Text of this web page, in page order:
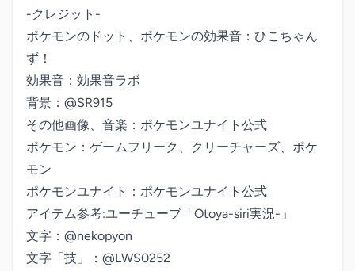
-クレジット-
ポケモンのドット、ポケモンの効果音：ひこちゃん
ず！
効果音：効果音ラボ
背景：@SR915
その他画像、音楽：ポケモンユナイト公式
ポケモン：ゲームフリーク、クリーチャーズ、ポケ
モン
ポケモンユナイト：ポケモンユナイト公式
アイテム参考:ユーチューブ「Otoya-siri実況-」
文字：@nekopyon
文字「技」：@LWS0252